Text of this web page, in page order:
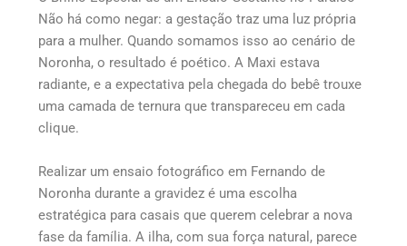
Não há como negar: a gestação traz uma luz própria
para a mulher. Quando somamos isso ao cenário de
Noronha, o resultado é poético. A Maxi estava
radiante, e a expectativa pela chegada do bebê trouxe
uma camada de ternura que transpareceu em cada
clique.
Realizar um ensaio fotográfico em Fernando de
Noronha durante a gravidez é uma escolha
estratégica para casais que querem celebrar a nova
fase da família. A ilha, com sua força natural, parece